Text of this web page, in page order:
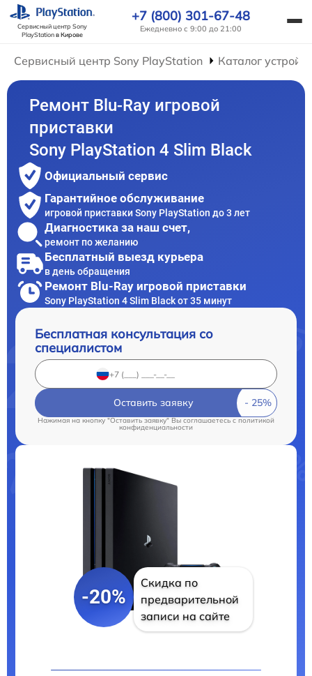
Сервисный центр Sony
PlayStationв Кирове
+7 (800) 301-67-48
Ежедневно с 9:00 до 21:00
Сервисный центр Sony PlayStation Каталог
Ремонт Blu-Ray игровой
приставки
Sony PlayStation 4 Slim Black
Официальный сервис
Гарантийное обслуживание
игровой приставки Sony PlayStation до 3 лет
Диагностика за наш счет,
ремонт по желанию
Бесплатный выезд курьера
в день обращения
Ремонт Blu-Ray игровой приставки
Sony PlayStation 4 Slim Black от 35 минут
Бесплатная консультация со
специалистом
Оставить заявку
Нажимая на кнопку "Оставить заявку" Вы соглашаетесь cполитикой
конфиденциальности
-20%
Скидка по
предварительной
записи на сайте